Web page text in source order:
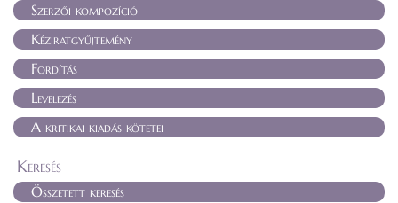
Szerzői kompozíció
Kéziratgyűjtemény
Fordítás
Levelezés
A kritikai kiadás kötetei
Keresés
Összetett keresés